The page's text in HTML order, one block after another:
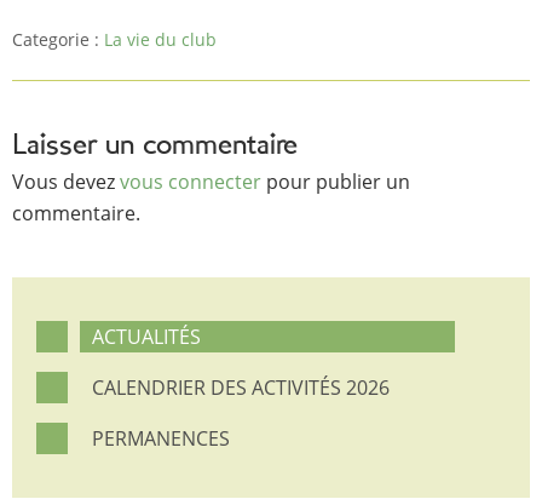
Categorie : La vie du club
Laisser un commentaire
Vous devezvous connecter pour publier un
commentaire.
ACTUALITÉS
CALENDRIER DES ACTIVITÉS 2026
PERMANENCES